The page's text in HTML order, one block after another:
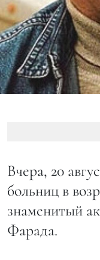
Вчера, 20
больниц в
знаменитый
Фарада.